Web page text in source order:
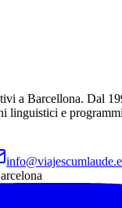
a Barcellona. Dal
linguistici e